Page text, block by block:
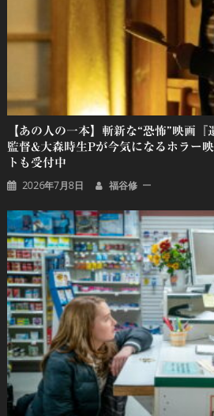
【あの人の一本】斬新な“恐怖”映画
監督&大森時生Pが今気になるホラー
トも受付中
2026年7月8日 福谷修